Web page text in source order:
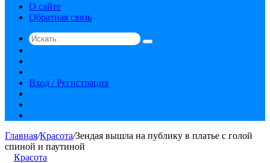
О сайте
Обратная связь
Искать
статья
Вход / Регистрация
Главная/Красота/Зендая вышла на публику в платье с голой
спиной и паутиной
Красота